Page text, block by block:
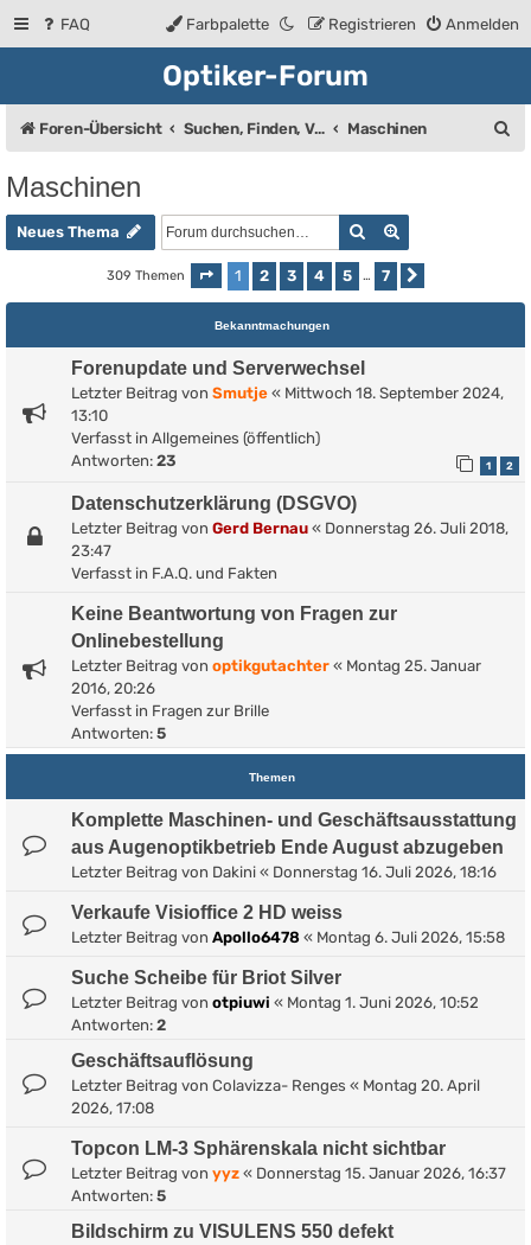
FAQ Anmelden
Registrieren
Farbpalette
Optiker-Forum
Foren-Übersicht Suchen, Finden, Verkaufsanzeigen Maschinen
Maschinen
Neues Thema Suche
309 Themen Seite 1von
1 2 3 4 5 … 7
Bekanntmachungen
Forenupdate und Serverwechsel
Letzter Beitrag von Smutje « Mittwoch 18. September 2024,
13:10
Verfasst in Allgemeines (öffentlich)
Antworten: 23 1 2
Datenschutzerklärung (DSGVO)
Letzter Beitrag von Gerd Bernau « Donnerstag 26. Juli 2018,
23:47
Verfasst in F.A.Q. und Fakten
Keine Beantwortung von Fragen zur
Onlinebestellung
Letzter Beitrag von optikgutachter « Montag 25. Januar
2016, 20:26
Verfasst in Fragen zur Brille
Antworten: 5
Themen
Komplette Maschinen- und Geschäftsausstattung
aus Augenoptikbetrieb Ende August abzugeben
Letzter Beitrag von Dakini « Donnerstag 16. Juli 2026, 18:16
Verkaufe Visioffice 2 HD weiss
Letzter Beitrag von Apollo6478 « Montag 6. Juli 2026, 15:58
Suche Scheibe für Briot Silver
Letzter Beitrag von otpiuwi « Montag 1. Juni 2026, 10:52
Antworten: 2
Geschäftsauflösung
Letzter Beitrag von Colavizza- Renges « Montag 20. April
2026, 17:08
Topcon LM-3 Sphärenskala nicht sichtbar
Letzter Beitrag von yyz « Donnerstag 15. Januar 2026, 16:37
Antworten: 5
Bildschirm zu VISULENS 550 defekt